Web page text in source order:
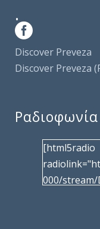
.
Discover Preveza
Discover Preveza
Ραδιοφωνία
[html5radio
000/stream/